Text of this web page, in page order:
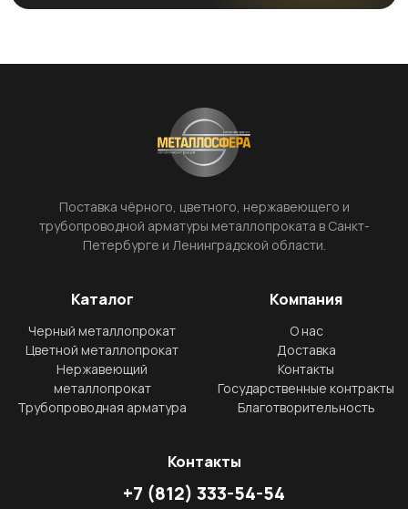
Поставка чёрного, цветного, нержавеющего и
трубопроводной арматуры металлопроката в Санкт-
Петербурге и Ленинградской области.
Каталог
Черный металлопрокат
Цветной металлопрокат
Нержавеющий
металлопрокат
Трубопроводная арматура
Компания
О нас
Доставка
Контакты
Государственные контракты
Благотворительность
Контакты
+7 (812) 333-54-54